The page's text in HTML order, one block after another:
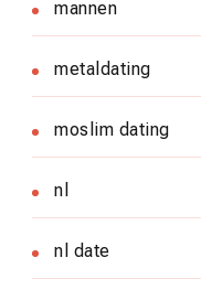
mannen
metaldating
moslim dating
nl
nl date